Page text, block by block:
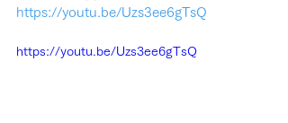
https://youtu.be/Uzs3ee6gTsQ
https://youtu.be/Uzs3ee6gTsQ